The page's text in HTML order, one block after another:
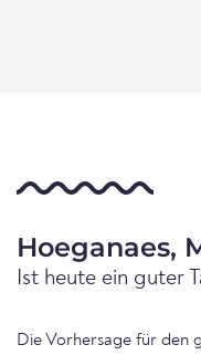
Hoeganaes,
Ist heute ein guter
Die Vorhersage für den